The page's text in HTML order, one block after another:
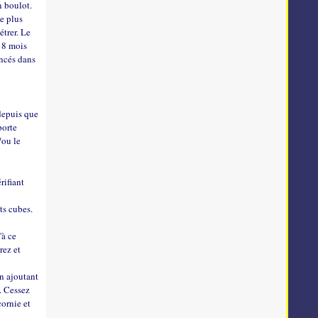
boulot.
plus
Le
mois
dans
que
le
cubes.
ce
et
ajoutant
et